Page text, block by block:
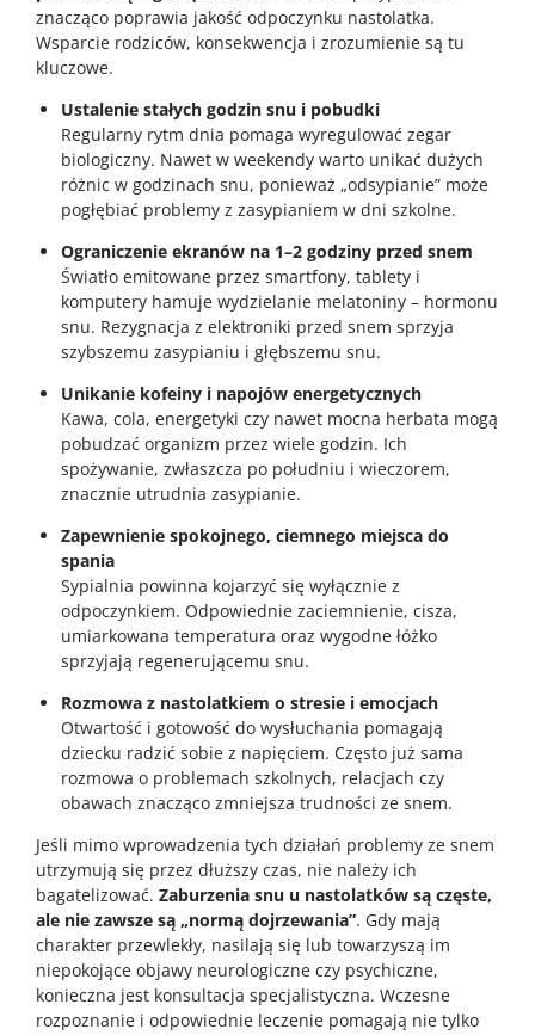
znacząco poprawia jakość odpoczynku nastolatka.
Wsparcie rodziców, konsekwencja i zrozumienie są tu
kluczowe.
Ustalenie stałych godzin snu i pobudki
Regularny rytm dnia pomaga wyregulować zegar
biologiczny. Nawet w weekendy warto unikać dużych
różnic w godzinach snu, ponieważ „odsypianie” może
pogłębiać problemy z zasypianiem w dni szkolne.
Ograniczenie ekranów na 1–2 godziny przed snem
Światło emitowane przez smartfony, tablety i
komputery hamuje wydzielanie melatoniny – hormonu
snu. Rezygnacja z elektroniki przed snem sprzyja
szybszemu zasypianiu i głębszemu snu.
Unikanie kofeiny i napojów energetycznych
Kawa, cola, energetyki czy nawet mocna herbata mogą
pobudzać organizm przez wiele godzin. Ich
spożywanie, zwłaszcza po południu i wieczorem,
znacznie utrudnia zasypianie.
Zapewnienie spokojnego, ciemnego miejsca do
spania
Sypialnia powinna kojarzyć się wyłącznie z
odpoczynkiem. Odpowiednie zaciemnienie, cisza,
umiarkowana temperatura oraz wygodne łóżko
sprzyjają regenerującemu snu.
Rozmowa z nastolatkiem o stresie i emocjach
Otwartość i gotowość do wysłuchania pomagają
dziecku radzić sobie z napięciem. Często już sama
rozmowa o problemach szkolnych, relacjach czy
obawach znacząco zmniejsza trudności ze snem.
Jeśli mimo wprowadzenia tych działań problemy ze snem
utrzymują się przez dłuższy czas, nie należy ich
bagatelizować. Zaburzenia snu u nastolatków są częste,
ale nie zawsze są „normą dojrzewania”. Gdy mają
charakter przewlekły, nasilają się lub towarzyszą im
niepokojące objawy neurologiczne czy psychiczne,
konieczna jest konsultacja specjalistyczna. Wczesne
rozpoznanie i odpowiednie leczenie pomagają nie tylko